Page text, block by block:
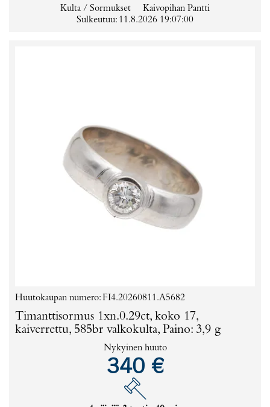
Kulta / Sormukset
Kaivopihan Pantti
Sulkeutuu: 11.8.2026 19:07:00
Huutokaupan numero: FI4.20260811.A5682
Timanttisormus 1xn.0.29ct, koko 17,
kaiverrettu, 585br valkokulta, Paino: 3,9 g
Nykyinen huuto
340 €